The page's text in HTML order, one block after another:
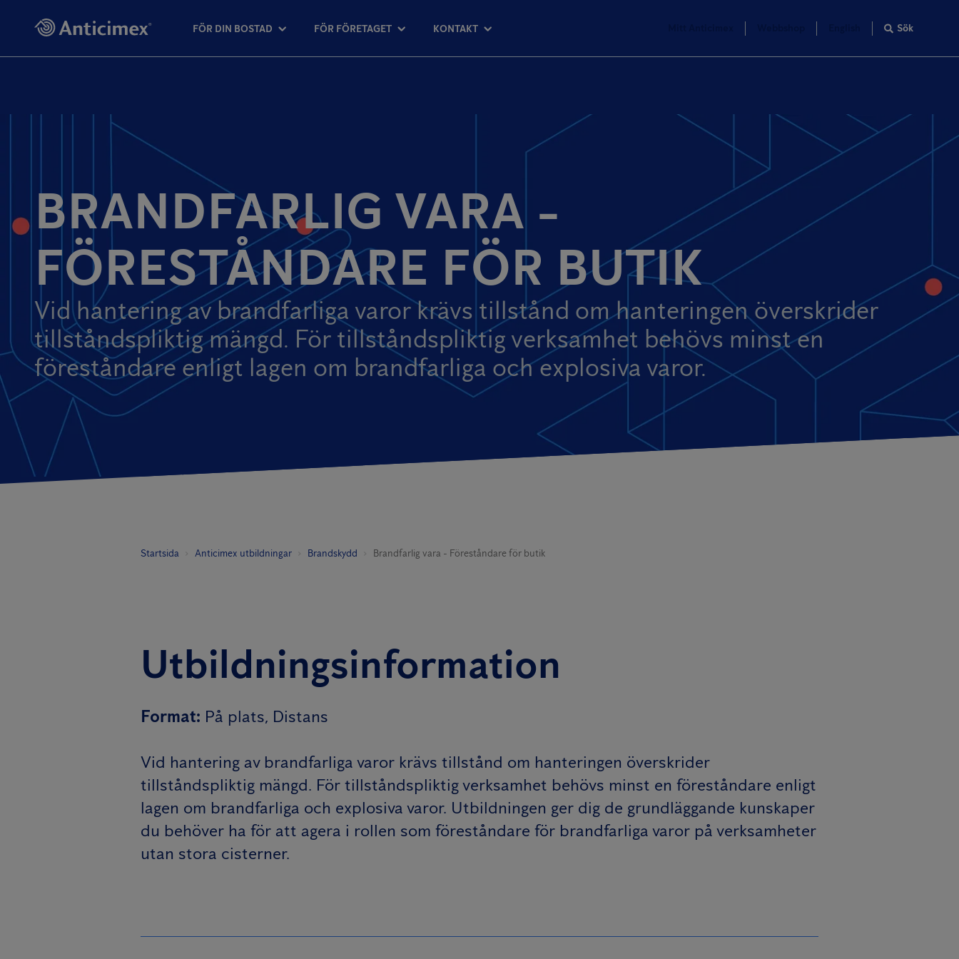
FÖR DIN BOSTAD FÖR FÖRETAGET KONTAKT Sök
BRANDFARLIG VARA -
FÖRESTÅNDARE FÖR BUTIK
Vid hantering av brandfarliga varor krävs tillstånd om hanteringen överskrider
tillståndspliktig mängd. För tillståndspliktig verksamhet behövs minst en
föreståndare enligt lagen om brandfarliga och explosiva varor.
Startsida Anticimex utbildningar Brandskydd Brandfarlig vara - Föreståndare för butik
Utbildningsinformation
Format: På plats, Distans
Vid hantering av brandfarliga varor krävs tillstånd om hanteringen överskrider
tillståndspliktig mängd. För tillståndspliktig verksamhet behövs minst en föreståndare enligt
lagen om brandfarliga och explosiva varor. Utbildningen ger dig de grundläggande kunskaper
du behöver ha för att agera i rollen som föreståndare för brandfarliga varor på verksamheter
utan stora cisterner.